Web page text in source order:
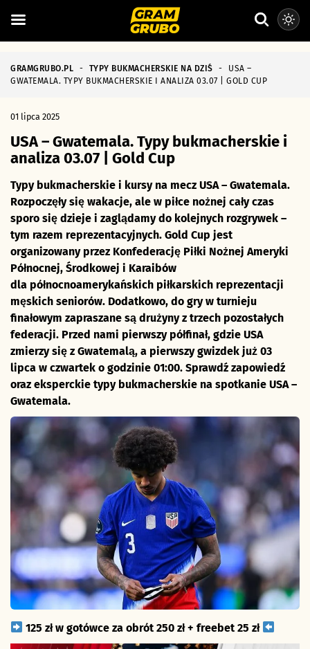
GRAMGRUBO.PL - TYPY BUKMACHERSKIE NA DZIŚ -
USA –
GWATEMALA. TYPY BUKMACHERSKIE I ANALIZA 03.07 | GOLD CUP
01 lipca 2025
USA – Gwatemala. Typy bukmacherskie i
analiza 03.07 | Gold Cup
Typy bukmacherskie i kursy na mecz USA – Gwatemala.
Rozpoczęły się wakacje, ale w piłce nożnej cały czas
sporo się dzieje i zaglądamy do kolejnych rozgrywek –
tym razem reprezentacyjnych. Gold Cup jest
organizowany przez Konfederację Piłki Nożnej Ameryki
Północnej, Środkowej i Karaibów
dla północnoamerykańskich piłkarskich reprezentacji
męskich seniorów. Dodatkowo, do gry w turnieju
finałowym zapraszane są drużyny z trzech pozostałych
federacji. Przed nami pierwszy półfinał, gdzie USA
zmierzy się z Gwatemalą, a pierwszy gwizdek już 03
lipca w czwartek o godzinie 01:00. Sprawdź zapowiedź
oraz eksperckie typy bukmacherskie na spotkanie USA –
Gwatemala.
125 zł w gotówce za obrót 250 zł + freebet 25 zł